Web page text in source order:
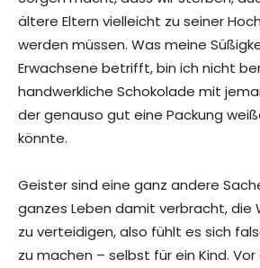
ältere Eltern vielleicht zu seiner
werden müssen. Was meine
Erwachsene betrifft, bin ich nicht
handwerkliche Schokolade mit
der genauso gut eine Packung
könnte.
Geister sind eine ganz andere
ganzes Leben damit verbracht, die
zu verteidigen, also fühlt es sich
zu machen – selbst für ein Kind. Vor